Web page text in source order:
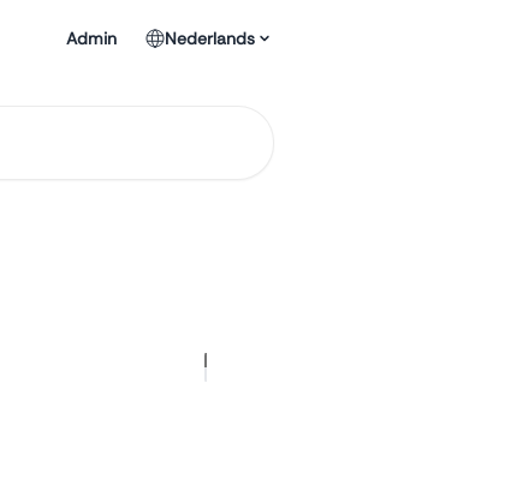
Admin Nederlands